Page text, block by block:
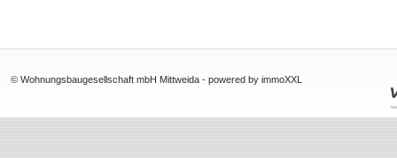
© Wohnungsbaugesellschaft mbH Mittweida -powered by immoXXL